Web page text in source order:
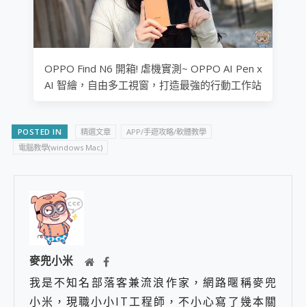
OPPO Find N6 開箱! 虐機實測~ OPPO AI Pen x
AI 智繪，自由多工視窗，打造最強的行動工作站
POSTED IN 精選文章
APP/手遊攻略/軟體教學
電腦教學(windows Mac)
麥兜小米
我是不知名部落客兼流浪作家，網路暱稱麥兜
小米，現職小小IT工程師，不小心寫了幾本關